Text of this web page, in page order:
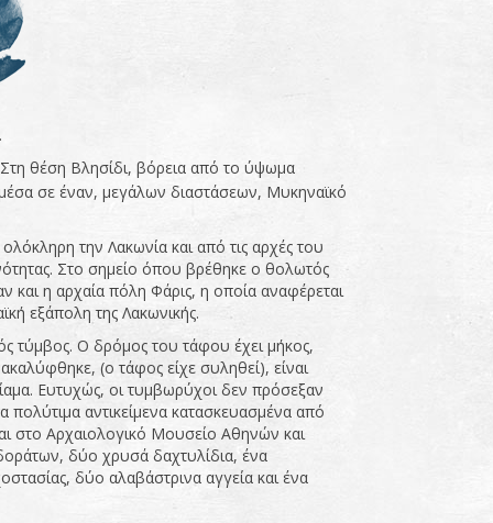
Στη θέση Βλησίδι, βόρεια από το ύψωμα
σε έναν, μεγάλων διαστάσεων, Μυκηναϊκό
την Λακωνία και από τις αρχές του
Στο σημείο όπου βρέθηκε ο θολωτός
και η αρχαία πόλη Φάρις, η οποία αναφέρεται
εξάπολη της Λακωνικής.
τύμβος. Ο δρόμος του τάφου έχει μήκος,
(ο τάφος είχε συληθεί), είναι
Ευτυχώς, οι τυμβωρύχοι δεν πρόσεξαν
αντικείμενα κατασκευασμένα από
στο Αρχαιολογικό Μουσείο Αθηνών και
δύο χρυσά δαχτυλίδια, ένα
δύο αλαβάστρινα αγγεία και ένα